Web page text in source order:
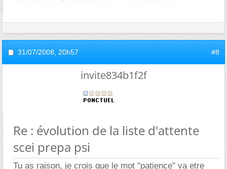
31/07/2008, 20h57 #8
invite834b1f2f
Re : évolution de la liste d'attente
scei prepa psi
Tu as raison, je crois que le mot "patience" va etre